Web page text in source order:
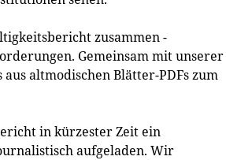
zusammen -
Gemeinsam mit unserer
altmodischen Blätter-PDFs zum
in kürzester Zeit ein
aufgeladen. Wir